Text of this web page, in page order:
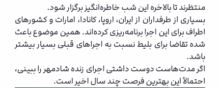
منتظرند تا بالاخره این شب خاطره‌انگیز برگزار شود.
بسیاری از طرفداران از ایران، اروپا، کانادا، امارات و کشورهای
اطراف برای این اجرا برنامه‌ریزی کرده‌اند. همین موضوع باعث
شده تقاضا برای بلیط نسبت به اجراهای قبلی بسیار بیشتر
باشد.
اگر مدت‌هاست دوست داشتی اجرای زنده شادمهر را ببینی،
احتمالاً این بهترین فرصت چند سال اخیر است.